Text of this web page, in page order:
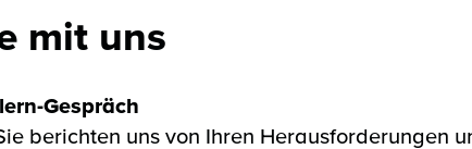
mit uns
Gespräch
berichten uns von Ihren Herausforderungen